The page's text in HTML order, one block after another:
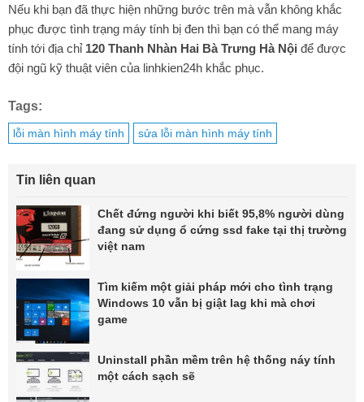
Nếu khi bạn đã thực hiện những bước trên mà vẫn không khắc
phục được tình trạng máy tính bị đen thì bạn có thể mang máy
tính tới địa chỉ 120 Thanh Nhàn Hai Bà Trưng Hà Nội để được
đội ngũ kỹ thuật viên của linhkien24h khắc phục.
Tags:
lỗi màn hình máy tính sửa lỗi màn hình máy tính
Tin liên quan
Chết đứng người khi biết 95,8% người dùng
đang sử dụng ổ cứng ssd fake tại thị trường
việt nam
Tìm kiếm một giải pháp mới cho tình trạng
Windows 10 vẫn bị giật lag khi mà chơi
game
Uninstall phần mềm trên hệ thống náy tính
một cách sạch sẽ